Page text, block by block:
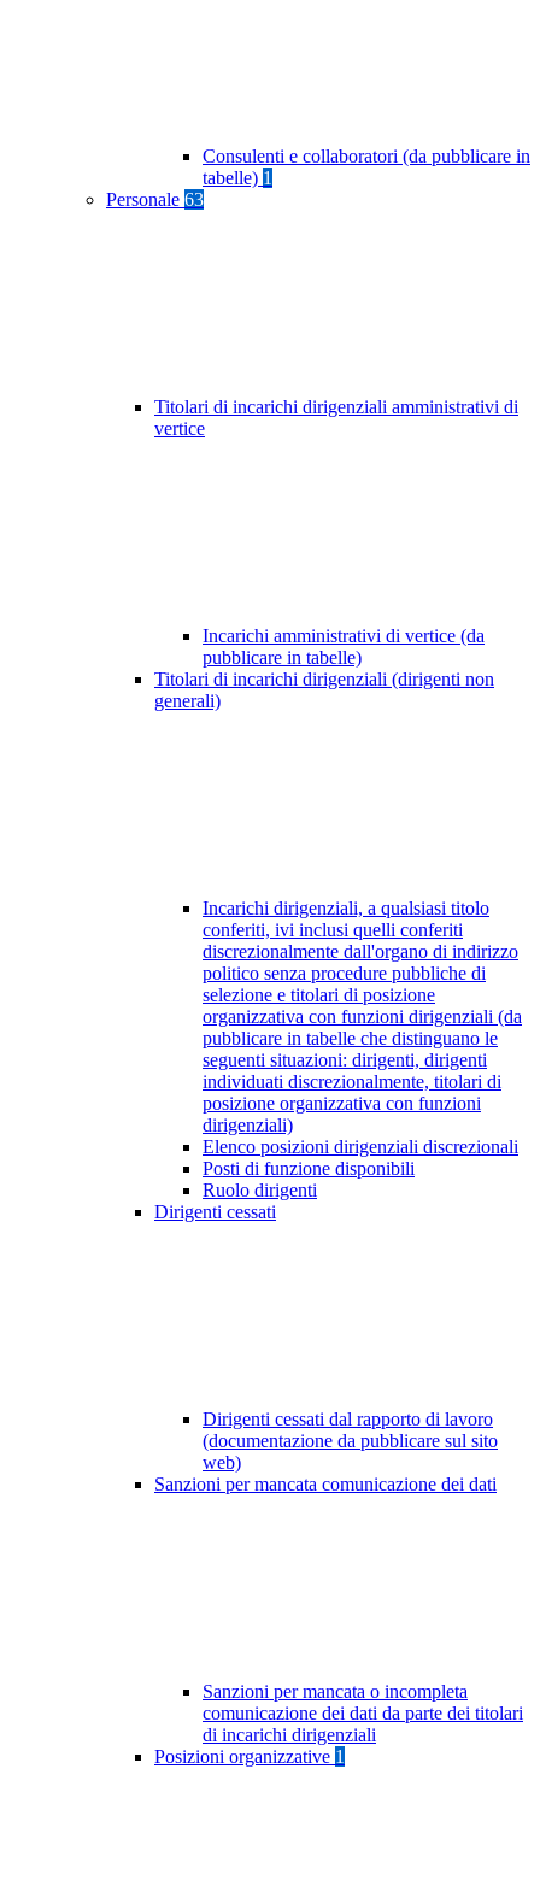
Consulenti e collaboratori (da pubblicare in
tabelle) 1
Personale 63
Titolari di incarichi dirigenziali amministrativi di
vertice
Incarichi amministrativi di vertice (da
pubblicare in tabelle)
Titolari di incarichi dirigenziali (dirigenti non
generali)
Incarichi dirigenziali, a qualsiasi titolo
conferiti, ivi inclusi quelli conferiti
discrezionalmente dall'organo di indirizzo
politico senza procedure pubbliche di
selezione e titolari di posizione
organizzativa con funzioni dirigenziali (da
pubblicare in tabelle che distinguano le
seguenti situazioni: dirigenti, dirigenti
individuati discrezionalmente, titolari di
posizione organizzativa con funzioni
dirigenziali)
Elenco posizioni dirigenziali discrezionali
Posti di funzione disponibili
Ruolo dirigenti
Dirigenti cessati
Dirigenti cessati dal rapporto di lavoro
(documentazione da pubblicare sul sito
web)
Sanzioni per mancata comunicazione dei dati
Sanzioni per mancata o incompleta
comunicazione dei dati da parte dei titolari
di incarichi dirigenziali
Posizioni organizzative 1